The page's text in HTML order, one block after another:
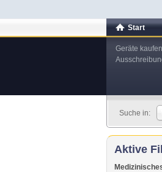
Start
Geräte kaufen
Suche in:
Aktive